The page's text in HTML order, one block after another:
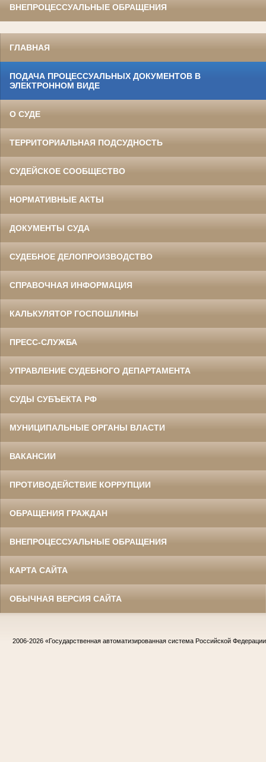
ВНЕПРОЦЕССУАЛЬНЫЕ ОБРАЩЕНИЯ
ГЛАВНАЯ
ПОДАЧА ПРОЦЕССУАЛЬНЫХ ДОКУМЕНТОВ В
ЭЛЕКТРОННОМ ВИДЕ
О СУДЕ
ТЕРРИТОРИАЛЬНАЯ ПОДСУДНОСТЬ
СУДЕЙСКОЕ СООБЩЕСТВО
НОРМАТИВНЫЕ АКТЫ
ДОКУМЕНТЫ СУДА
СУДЕБНОЕ ДЕЛОПРОИЗВОДСТВО
СПРАВОЧНАЯ ИНФОРМАЦИЯ
КАЛЬКУЛЯТОР ГОСПОШЛИНЫ
ПРЕСС-СЛУЖБА
УПРАВЛЕНИЕ СУДЕБНОГО ДЕПАРТАМЕНТА
СУДЫ СУБЪЕКТА РФ
МУНИЦИПАЛЬНЫЕ ОРГАНЫ ВЛАСТИ
ВАКАНСИИ
ПРОТИВОДЕЙСТВИЕ КОРРУПЦИИ
ОБРАЩЕНИЯ ГРАЖДАН
ВНЕПРОЦЕССУАЛЬНЫЕ ОБРАЩЕНИЯ
КАРТА САЙТА
ОБЫЧНАЯ ВЕРСИЯ САЙТА
2006-2026 «Государственная автоматизированная система Российской